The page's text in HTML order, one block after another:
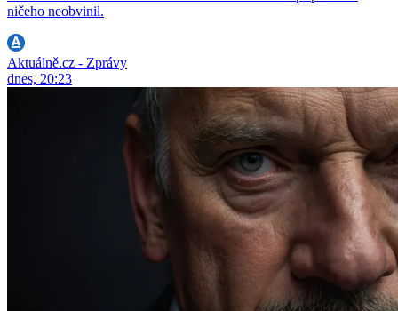
ničeho neobvinil.
Aktuálně.cz - Zprávy
dnes, 20:23